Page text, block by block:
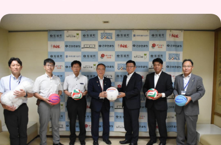
＆大相談会」の開催について
2026年8月6日更新
【令和8年8月9～12日】169系電車 開放日のお知らせ
2026年8月5日更新
坂城町手話言語条例制定記念特別上映会
2026年8月1日更新
第49回町民まつり 坂城どんどん 盛大に開催！
2026年7月16日更新
第49回町民まつり「坂城どんどん」を開催します！